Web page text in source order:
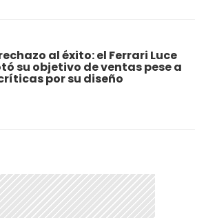
al éxito: el Ferrari Luce
su objetivo de ventas pese a
por su diseño